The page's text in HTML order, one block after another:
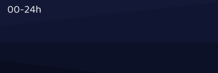
00-24h